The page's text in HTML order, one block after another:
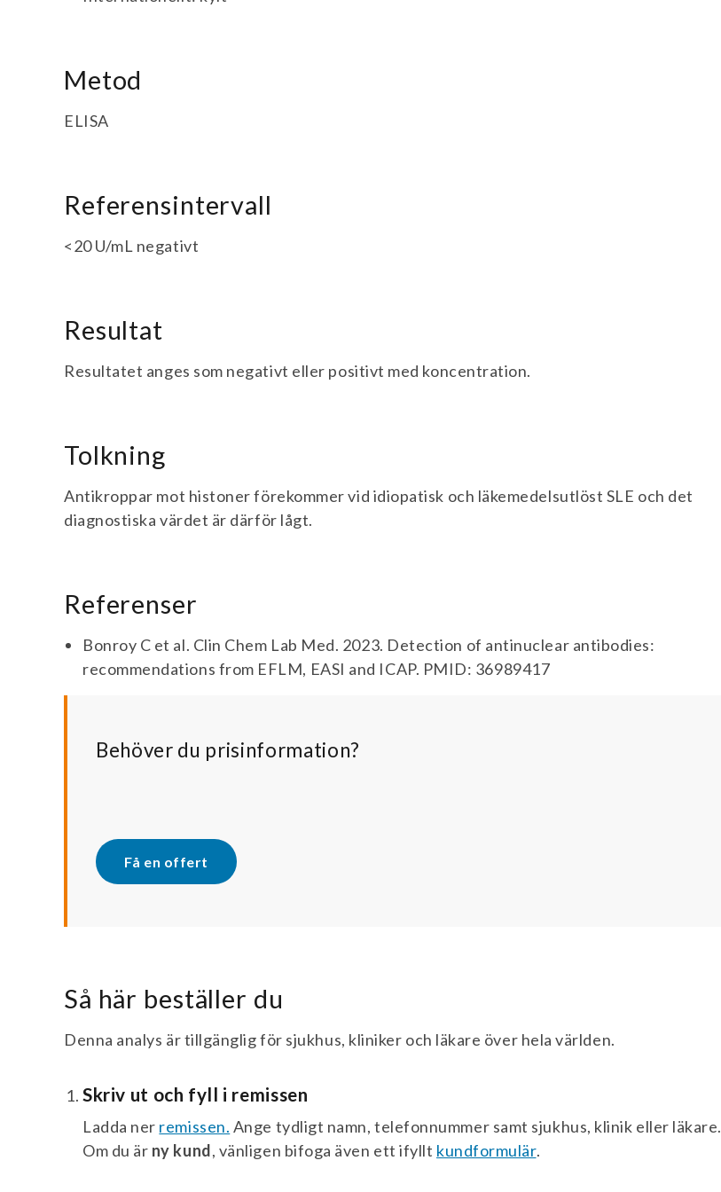
Metod
ELISA
Referensintervall
<20 U/mL negativt
Resultat
Resultatet anges som negativt eller positivt med koncentration.
Tolkning
Antikroppar mot histoner förekommer vid idiopatisk och läkemedelsutlöst SLE och det
diagnostiska värdet är därför lågt.
Referenser
Bonroy C et al. Clin Chem Lab Med. 2023. Detection of antinuclear antibodies:
recommendations from EFLM, EASI and ICAP. PMID: 36989417
Behöver du prisinformation?
Få en offert
Så här beställer du
Denna analys är tillgänglig för sjukhus, kliniker och läkare över hela världen.
Skriv ut och fyll i remissen
Ladda ner remissen. Ange tydligt namn, telefonnummer samt sjukhus, klinik eller läkare.
Om du är ny kund, vänligen bifoga även ett ifyllt kundformulär.